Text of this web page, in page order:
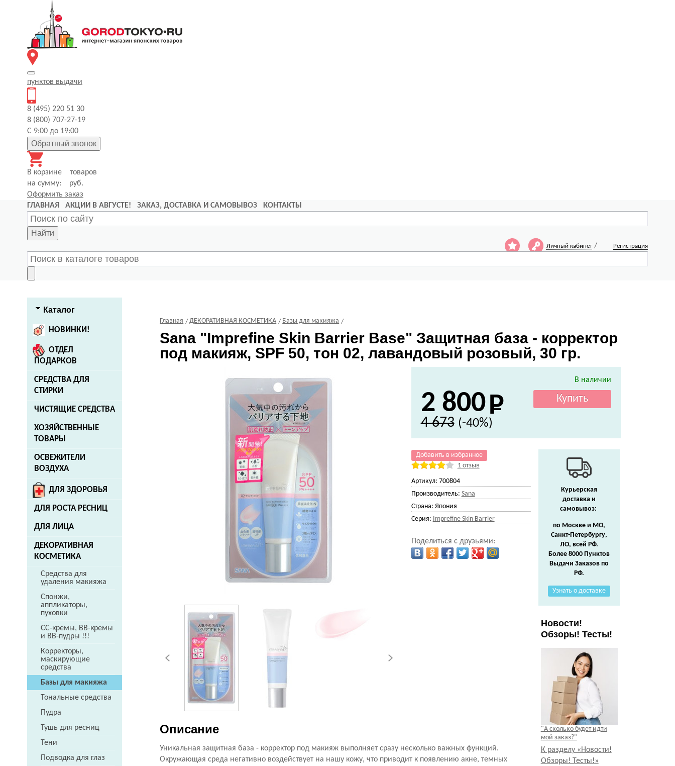
пунктов выдачи
8 (495) 220 51 30
8 (800) 707-27-19
С 9:00 до 19:00
Обратный звонок
В корзине
товаров
на сумму:
руб.
Оформить заказ
ГЛАВНАЯ
АКЦИИ В АВГУСТЕ! ЗАКАЗ, ДОСТАВКА И САМОВЫВОЗ КОНТАКТЫ
Найти
Личный кабинет / Регистрация
Каталог
НОВИНКИ!
ОТДЕЛ
ПОДАРКОВ
СРЕДСТВА ДЛЯ
СТИРКИ
ЧИСТЯЩИЕ СРЕДСТВА
ХОЗЯЙСТВЕННЫЕ
ТОВАРЫ
ОСВЕЖИТЕЛИ
ВОЗДУХА
ДЛЯ ЗДОРОВЬЯ
ДЛЯ РОСТА РЕСНИЦ
ДЛЯ ЛИЦА
ДЕКОРАТИВНАЯ
КОСМЕТИКА
Средства для
удаления макияжа
Спонжи,
аппликаторы,
пуховки
CC-кремы, ВВ-кремы
и ВВ-пудры !!!
Корректоры,
маскирующие
средства
Базы для макияжа
Тональные средства
Пудра
Тушь для ресниц
Тени
Подводка для глаз
Главная ДЕКОРАТИВНАЯ КОСМЕТИКА Базы для макияжа
Sana "Imprefine Skin Barrier Base" Защитная база - корректор
под макияж, SPF 50, тон 02, лавандовый розовый, 30 гр.
В наличии
2 800
4 673 (-40%)
Добавить в избранное
1 отзыв
Артикул: 700804
Производитель: Sana
Страна: Япония
Серия: Imprefine Skin Barrier
Поделиться с друзьями:
Описание
Уникальная защитная база - корректор под макияж выполняет сразу несколько важных функций.
Окружающая среда негативно воздействует на нашу кожу, что приводит к появлению акне, темных
Курьерская
доставка и
самовывоз:
по Москве и МО,
Санкт-Петербургу,
ЛО, всей РФ.
Более 8000 Пунктов
Выдачи Заказов по
РФ.
Узнать о доставке
Новости!
Обзоры! Тесты!
"А сколько будет идти
мой заказ?"
К разделу «Новости!
Обзоры! Тесты!»